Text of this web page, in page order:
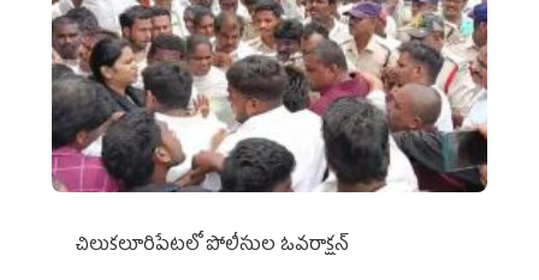
చిలుక‌లూరిపేట‌లో పోలీసుల ఓవ‌రాక్ష‌న్‌